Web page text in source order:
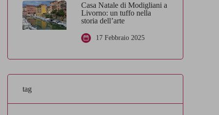
Casa Natale di Modigliani a
Livorno: un tuffo nella
storia dell’arte
17 Febbraio 2025
tag